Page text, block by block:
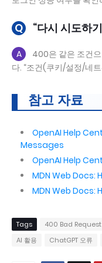
Q “다시 시도하
A
400은 같은 조건
다. “조건(쿠키/설정/네
참고 자료
OpenAI Help
Messages
OpenAI Help
MDN Web Docs:
MDN Web Docs:
Tags 400 Bad Request
AI 활용
ChatGPT 오류